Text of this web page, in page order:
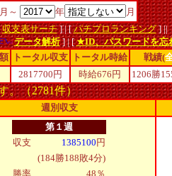
月～ 年
月
収支表サーチ] | [パチプロランキング] ||
データ解析] | [★ID、パスワードを
トータル収支 トータル時給 戦績(
2817700 円 時給676 円 1206勝
。（2781件）
週別収支
第１週
収支
1385100 円
(184勝188敗4分)
勝率
48％